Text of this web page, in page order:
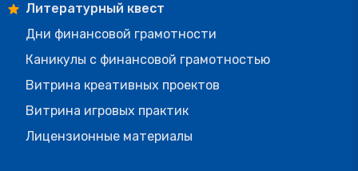
Литературный квест
Дни финансовой грамотности
Каникулы с финансовой грамотностью
Витрина креативных проектов
Витрина игровых практик
Лицензионные материалы